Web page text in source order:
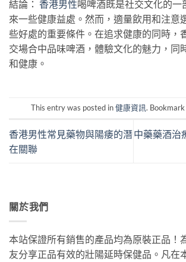
結論： 香港男性喝啤酒既是社交文化的一
來一些健康益處。然而，適量飲用和注意
些好處的重要條件。在追求健康的同時，
交場合中品味啤酒，體驗文化的魅力，同
和健康。
This entry was posted in健康資訊.
香港男性常見藥物與陽痿的潛
在關聯
中藥藥酒治
關於我們
本站保證所有銷售的產品均為原裝正品！
友分享正品有效的壯陽延時保健品。凡在